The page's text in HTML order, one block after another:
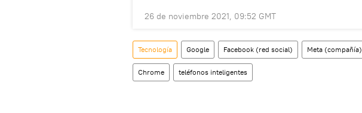
26 de noviembre 2021, 09:52 GMT
Tecnología Google Facebook (red social) Meta (compañía)
Chrome teléfonos inteligentes